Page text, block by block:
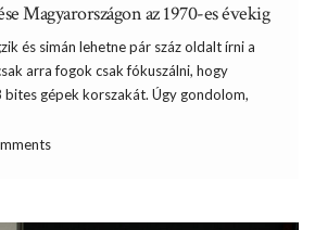
Magyarországon az 1970-es évekig
és simán lehetne pár száz oldalt írni a
arra fogok csak fókuszálni, hogy
bites gépek korszakát. Úgy gondolom,
el a […]